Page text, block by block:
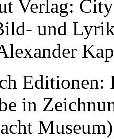
Verlag:
und
Editionen:
in
Museum)